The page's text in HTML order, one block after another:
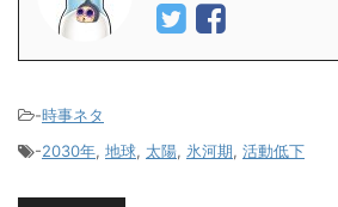
-時事ネタ
-2030年, 地球, 太陽, 氷河期, 活動低下